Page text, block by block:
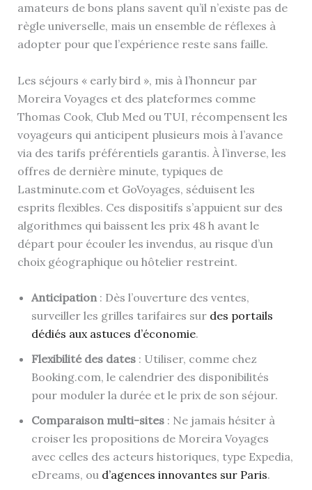
amateurs de bons plans savent qu’il n’existe pas de
règle universelle, mais un ensemble de réflexes à
adopter pour que l’expérience reste sans faille.
Les séjours « early bird », mis à l’honneur par
Moreira Voyages et des plateformes comme
Thomas Cook, Club Med ou TUI, récompensent les
voyageurs qui anticipent plusieurs mois à l’avance
via des tarifs préférentiels garantis. À l’inverse, les
offres de dernière minute, typiques de
Lastminute.com et GoVoyages, séduisent les
esprits flexibles. Ces dispositifs s’appuient sur des
algorithmes qui baissent les prix 48 h avant le
départ pour écouler les invendus, au risque d’un
choix géographique ou hôtelier restreint.
Anticipation: Dès l’ouverture des ventes,
surveiller les grilles tarifaires sur des portails
dédiés aux astuces d’économie.
Flexibilité des dates: Utiliser, comme chez
Booking.com, le calendrier des disponibilités
pour moduler la durée et le prix de son séjour.
Comparaison multi-sites: Ne jamais hésiter à
croiser les propositions de Moreira Voyages
avec celles des acteurs historiques, type Expedia,
eDreams, ou d’agences innovantes sur Paris.